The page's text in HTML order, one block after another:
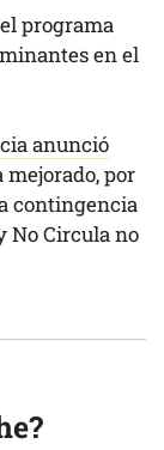
programa
en el
anunció
mejorado, por
contingencia
No Circula no